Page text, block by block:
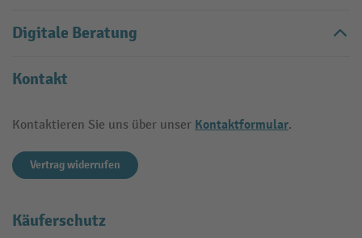
Digitale Beratung
Kontakt
Kontaktieren Sie uns über unser Kontaktformular.
Vertrag widerrufen
Käuferschutz